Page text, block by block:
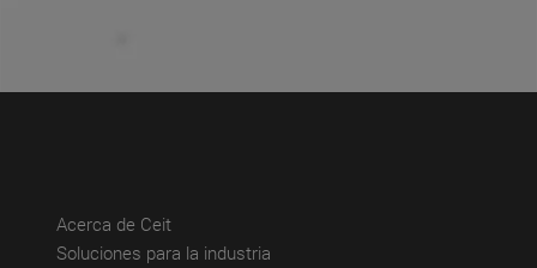
Acerca de Ceit(abre en nueva ventana)
Soluciones para la industria